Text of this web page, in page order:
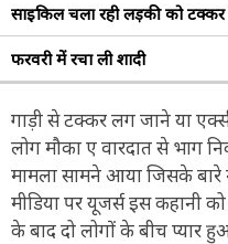
साइकिल चला रही लड़की को
फरवरी में रचा ली शादी
गाड़ी से टक्कर लग जाने या
लोग मौका ए वारदात से भाग
मामला सामने आया जिसके
मीडिया पर यूजर्स इस कहानी
के बाद दो लोगों के बीच प्यार